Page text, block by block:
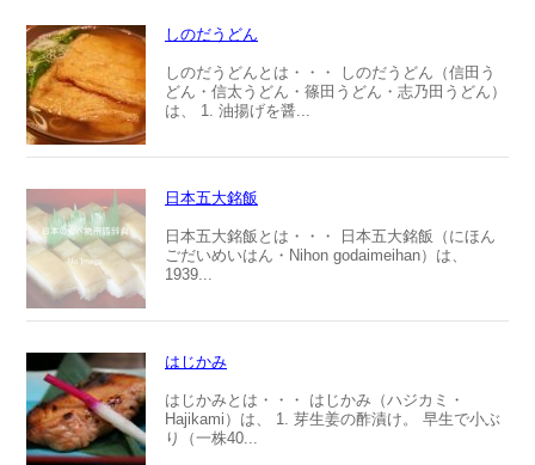
しのだうどん
しのだうどんとは・・・ しのだうどん（信田う
どん・信太うどん・篠田うどん・志乃田うどん）
は、 1. 油揚げを醤...
日本五大銘飯
日本五大銘飯とは・・・ 日本五大銘飯（にほん
ごだいめいはん・Nihon godaimeihan）は、
1939...
はじかみ
はじかみとは・・・ はじかみ（ハジカミ・
Hajikami）は、 1. 芽生姜の酢漬け。 早生で小ぶ
り（一株40...